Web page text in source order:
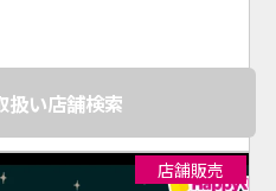
他ホビーショップ・
ルショップ・家電量
扱い店舗検索
店舗販売